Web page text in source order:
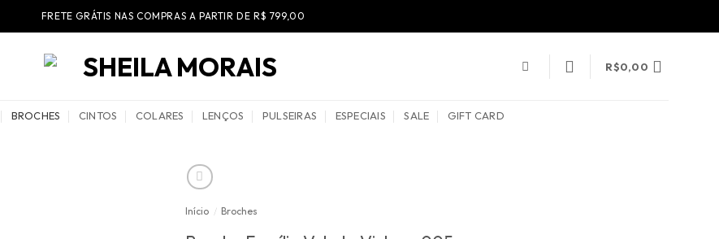
FRETE GRÁTIS NAS COMPRAS A PARTIR DE R$ 799,00
R$0,00
BROCHES CINTOS COLARES LENÇOS PULSEIRAS ESPECIAIS SALE GIFT CARD
Início / Broches